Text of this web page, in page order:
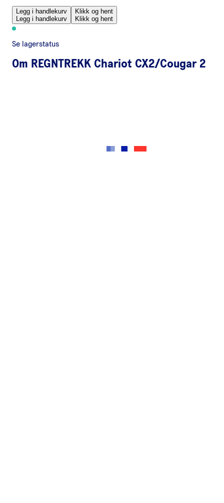
Legg i handlekurv
Legg i handlekurv
Klikk og hent
Klikk og hent
Se lagerstatus
Om REGNTREKK Chariot CX2/Cougar 2